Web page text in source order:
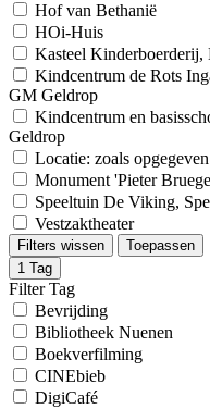
Hof van Bethanië
HOi-Huis
Kasteel
Kindcentrum de Rots
GM Geldrop
Kindcentrum en
Geldrop
Locatie: zoals opgegeven
Monument 'Pieter
Speeltuin De Viking,
Vestzaktheater
Filters wissen
Toepassen
1 Tag
Filter Tag
Bevrijding
Bibliotheek Nuenen
Boekverfilming
CINEbieb
DigiCafé